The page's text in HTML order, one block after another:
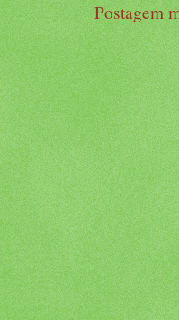
Postagem